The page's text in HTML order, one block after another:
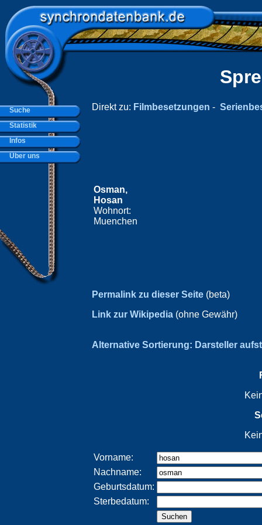
Direkt zu: Filmbesetzungen -
Osman,
Hosan
Wohnort:
Muenchen
Permalink zu dieser Seite (beta)
Link zur Wikipedia (ohne Gewähr)
Alternative Sortierung: Darsteller
Vorname:
Nachname:
Geburtsdatum:
Sterbedatum:
Suche
Statistik
Infos
Über uns